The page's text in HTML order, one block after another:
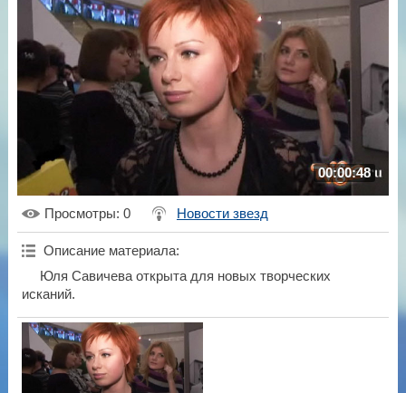
00:00:48
Просмотры: 0 Новости звезд
Описание материала:
Юля Савичева открыта для новых творческих
исканий.